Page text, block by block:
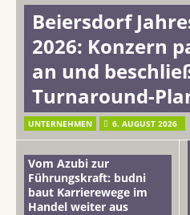
Beiersdorf
2026: Konzern
an und
Turnaround-
UNTERNEHMEN 6. AUGUST 2026
Vom Azubi zur
Führungskraft: budni
baut Karrierewege im
Handel weiter aus